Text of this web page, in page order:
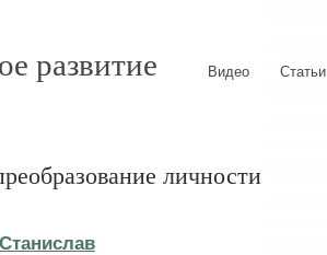
развитие Видео Статьи
личности